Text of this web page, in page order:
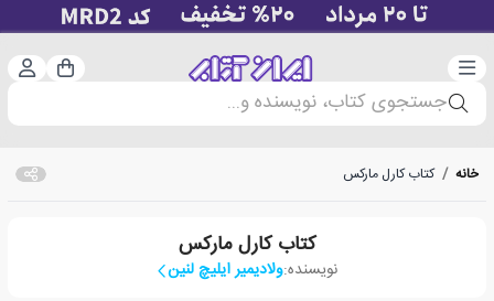
دسته‌بندی سبد
جستجوی کتاب، نویسنده و...
خانه / کتاب کارل مارکس
کتاب کارل مارکس
نویسنده:ولادیمیر ایلیچ لنین